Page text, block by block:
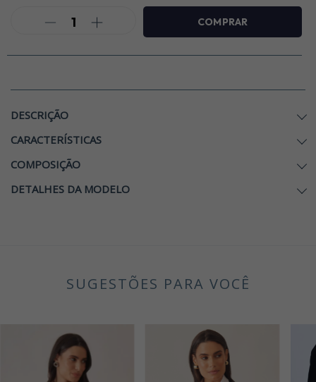
DESCRIÇÃO
CARACTERÍSTICAS
COMPOSIÇÃO
DETALHES DA MODELO
SUGESTÕES PARA VOCÊ